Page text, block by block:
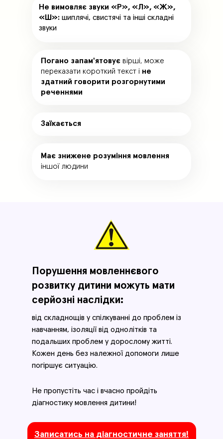
Не вимовляє звуки «Р», «Л», «Ж»,
«Ш»: шиплячі, свистячі та інші складні
звуки
Погано запам'ятовує вірші, може
переказати короткий текст і не
здатний говорити розгорнутими
реченнями
Заїкається
Має знижене розуміння мовлення
іншої людини
Порушення мовленнєвого
розвитку дитини можуть мати
серйозні наслідки:
Не пропустіть час і вчасно пройдіть
діагностику мовлення дитини!
від складнощів у спілкуванні до проблем із
навчанням, ізоляції від однолітків та
подальших проблем у дорослому житті.
Кожен день без належної допомоги лише
погіршує ситуацію.
Записатись на діагностичне заняття!